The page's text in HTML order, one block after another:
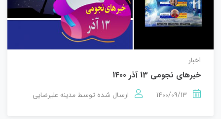
اخبار
خبرهای نجومی 13 آذر 1400
1400/09/13 ارسال شده توسط مدینه علیرضایی